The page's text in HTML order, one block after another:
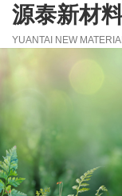
源泰新材
YUANTAI NEW